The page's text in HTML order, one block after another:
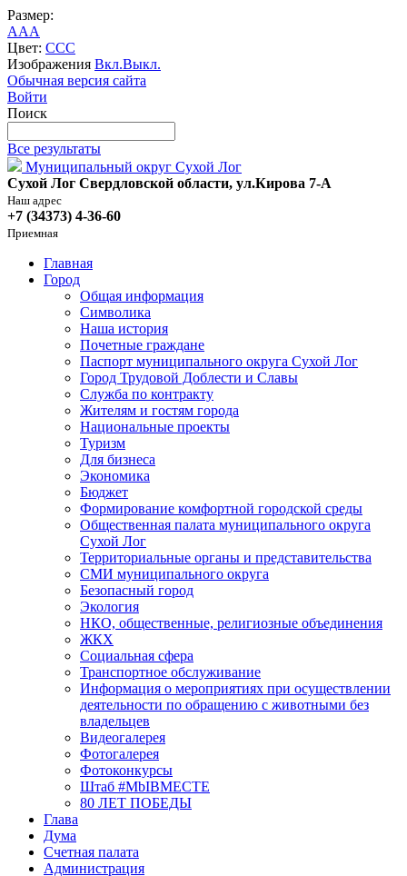
Размер:
AAA
Цвет: CCC
Изображения Вкл.Выкл.
Обычная версия сайта
Войти
Поиск
Все результаты
Муниципальный округ Сухой Лог
Сухой Лог Свердловской области, ул.Кирова 7-А
Наш адрес
+7 (34373) 4-36-60
Приемная
Главная
Город
Общая информация
Символика
Наша история
Почетные граждане
Паспорт муниципального округа Сухой Лог
Город Трудовой Доблести и Славы
Служба по контракту
Жителям и гостям города
Национальные проекты
Туризм
Для бизнеса
Экономика
Бюджет
Формирование комфортной городской среды
Общественная палата муниципального округа
Сухой Лог
Территориальные органы и представительства
СМИ муниципального округа
Безопасный город
Экология
НКО, общественные, религиозные объединения
ЖКХ
Социальная сфера
Транспортное обслуживание
Информация о мероприятиях при осуществлении
деятельности по обращению с животными без
владельцев
Видеогалерея
Фотогалерея
Фотоконкурсы
Штаб #MbIBMECTE
80 ЛЕТ ПОБЕДЫ
Глава
Дума
Счетная палата
Администрация